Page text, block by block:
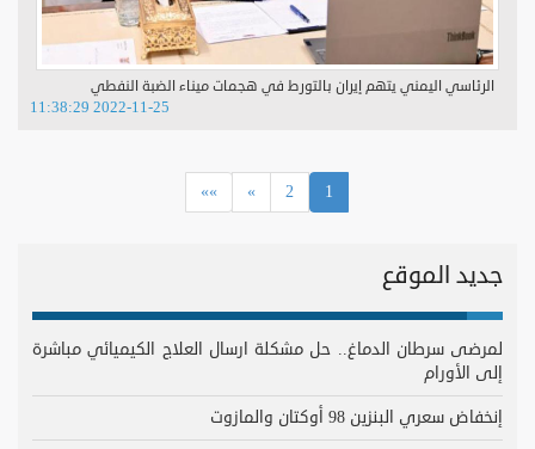
الرئاسي اليمني يتهم إيران بالتورط في هجمات ميناء الضبة النفطي
2022-11-25 11:38:29
1
2
»
»»
جديد الموقع
لمرضى سرطان الدماغ.. حل مشكلة ارسال العلاج الكيميائي مباشرة
إلى الأورام
إنخفاض سعري البنزين 98 أوكتان والمازوت